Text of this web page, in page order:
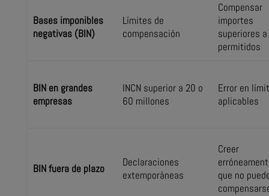
Bases imponibles
negativas (BIN)
Límites de
compensación
Compensar
importes
superiores
permitidos
BIN en grandes
empresas
INCN superior a 20 o
60 millones
Error en
aplicables
BIN fuera de plazo
Declaraciones
extemporáneas
Creer
que no